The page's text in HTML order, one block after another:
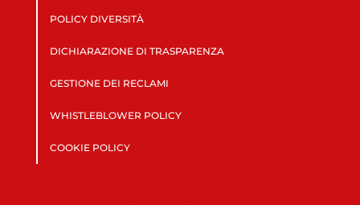
POLICY DIVERSITÀ
DICHIARAZIONE DI TRASPARENZA
GESTIONE DEI RECLAMI
WHISTLEBLOWER POLICY
COOKIE POLICY